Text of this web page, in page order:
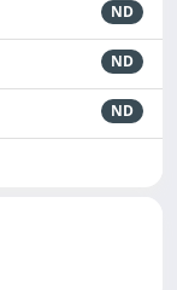
ND
ND
ND